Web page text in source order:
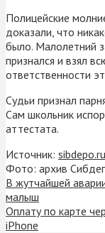
Полицейские
доказали, что
было. Малолетний
признался и взял
ответственности
Судьи признал
Сам школьник
аттестата.
Источник: sibdepo.ru
Фото: архив
В жутчайшей
малыш
Оплату по карте
iPhone